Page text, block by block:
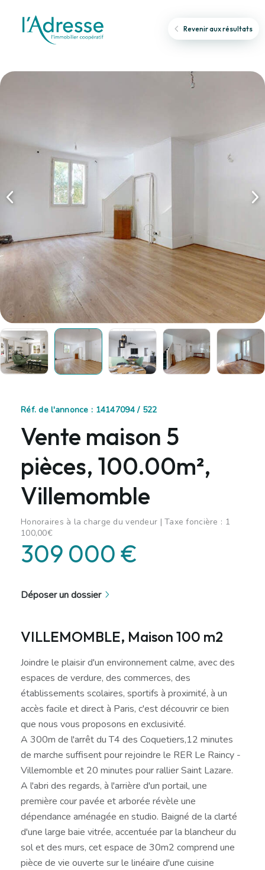
Revenir aux résultats
Réf. de l'annonce : 14147094 / 522
Vente maison 5
pièces, 100.00m²,
Villemomble
Honoraires à la charge du vendeur | Taxe foncière : 1
100,00€
309 000 €
Déposer un dossier
VILLEMOMBLE, Maison 100 m2
Joindre le plaisir d'un environnement calme, avec des
espaces de verdure, des commerces, des
établissements scolaires, sportifs à proximité, à un
accès facile et direct à Paris, c'est découvrir ce bien
que nous vous proposons en exclusivité.
A 300m de l'arrêt du T4 des Coquetiers,12 minutes
de marche suffisent pour rejoindre le RER Le Raincy -
Villemomble et 20 minutes pour rallier Saint Lazare.
A l'abri des regards, à l'arrière d'un portail, une
première cour pavée et arborée révèle une
dépendance aménagée en studio. Baigné de la clarté
d'une large baie vitrée, accentuée par la blancheur du
sol et des murs, cet espace de 30m2 comprend une
pièce de vie ouverte sur le linéaire d'une cuisine